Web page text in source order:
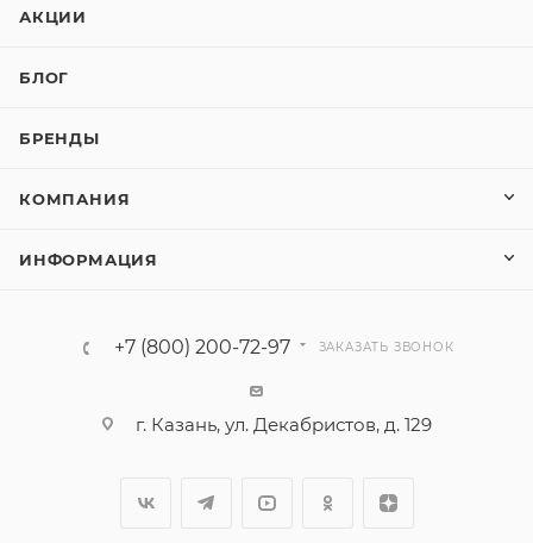
АКЦИИ
БЛОГ
БРЕНДЫ
КОМПАНИЯ
ИНФОРМАЦИЯ
+7 (800) 200-72-97 ЗАКАЗАТЬ ЗВОНОК
г. Казань, ул. Декабристов, д. 129